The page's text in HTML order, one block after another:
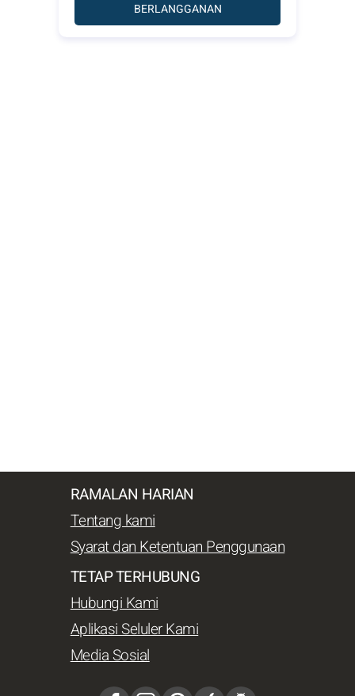
BERLANGGANAN
RAMALAN HARIAN
Tentang kami
Syarat dan Ketentuan Penggunaan
TETAP TERHUBUNG
Hubungi Kami
Aplikasi Seluler Kami
Media Sosial